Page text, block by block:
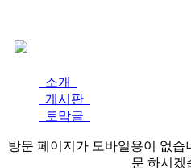
소개
게시판
토막글
방문 페이지가 모바일용이 없
문 하시겠